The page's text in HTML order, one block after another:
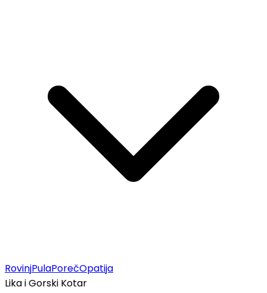
RovinjPulaPorečOpatija
Lika i Gorski Kotar